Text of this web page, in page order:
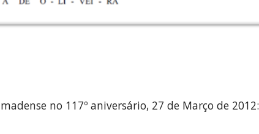
no 117º aniversário, 27 de Março de 2012: